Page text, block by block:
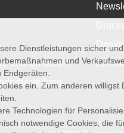
und Umtausch
Dienstleistungen sicher
und
ein. Zum anderen
Technologien für
notwendige Cookies, die